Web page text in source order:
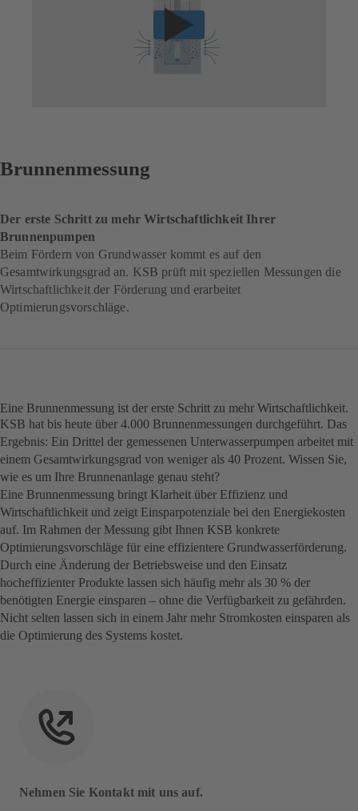
Brunnenmessung
Der erste Schritt zu mehr Wirtschaftlichkeit Ihrer
Brunnenpumpen
Beim Fördern von Grundwasser kommt es auf den
Gesamtwirkungsgrad an. KSB prüft mit speziellen Messungen die
Wirtschaftlichkeit der Förderung und erarbeitet
Optimierungsvorschläge.
Eine Brunnenmessung ist der erste Schritt zu mehr Wirtschaftlichkeit.
KSB hat bis heute über 4.000 Brunnenmessungen durchgeführt. Das
Ergebnis: Ein Drittel der gemessenen Unterwasserpumpen arbeitet mit
einem Gesamtwirkungsgrad von weniger als 40 Prozent. Wissen Sie,
wie es um Ihre Brunnenanlage genau steht?
Eine Brunnenmessung bringt Klarheit über Effizienz und
Wirtschaftlichkeit und zeigt Einsparpotenziale bei den Energiekosten
auf. Im Rahmen der Messung gibt Ihnen KSB konkrete
Optimierungsvorschläge für eine effizientere Grundwasserförderung.
Durch eine Änderung der Betriebsweise und den Einsatz
hocheffizienter Produkte lassen sich häufig mehr als 30 % der
benötigten Energie einsparen – ohne die Verfügbarkeit zu gefährden.
Nicht selten lassen sich in einem Jahr mehr Stromkosten einsparen als
die Optimierung des Systems kostet.
Nehmen Sie Kontakt mit uns auf.